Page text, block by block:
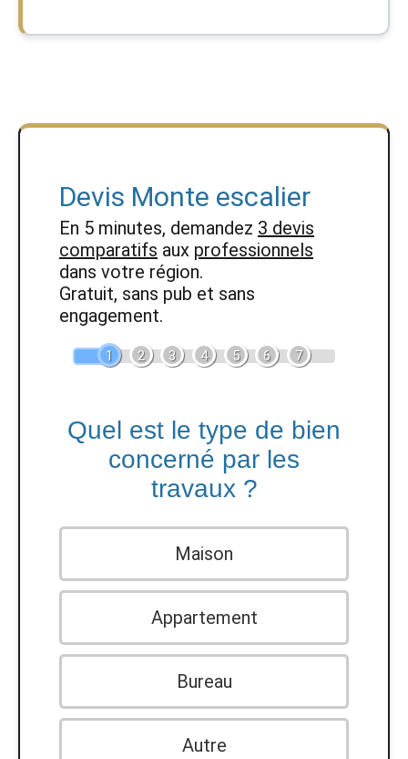
Devis Monte escalier
En 5 minutes, demandez 3 devis
comparatifs aux professionnels
dans votre région.
Gratuit, sans pub et sans
engagement.
1 2 3 4 5 6 7
Quel est le type de bien
concerné par les
travaux ?
Maison
Appartement
Bureau
Autre